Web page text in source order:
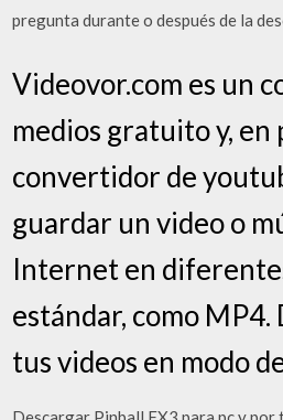
pregunta durante o después de la
Videovor.com es un
medios gratuito y, en
convertidor de
guardar un video o
Internet en
estándar, como
tus videos en modo